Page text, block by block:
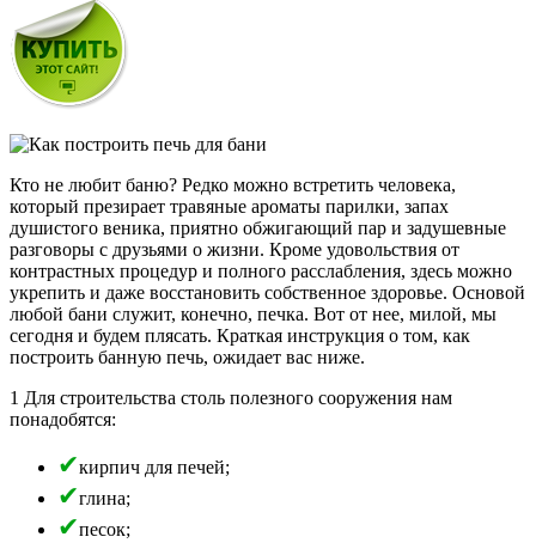
Кто не любит баню? Редко можно встретить человека,
который презирает травяные ароматы парилки, запах
душистого веника, приятно обжигающий пар и задушевные
разговоры с друзьями о жизни. Кроме удовольствия от
контрастных процедур и полного расслабления, здесь можно
укрепить и даже восстановить собственное здоровье. Основой
любой бани служит, конечно, печка. Вот от нее, милой, мы
сегодня и будем плясать. Краткая инструкция о том, как
построить банную печь, ожидает вас ниже.
1 Для строительства столь полезного сооружения нам
понадобятся:
кирпич для печей;
глина;
песок;